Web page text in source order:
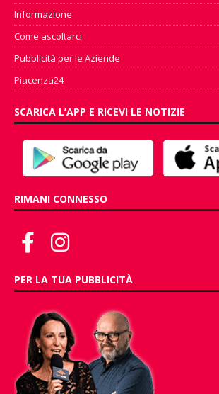
Informazione
Come ascoltarci
Pubblicità per le Aziende
Piacenza24
SCARICA L’APP E RICEVI LE NOTIZIE
RIMANI CONNESSO
PER LA TUA PUBBLICITÀ